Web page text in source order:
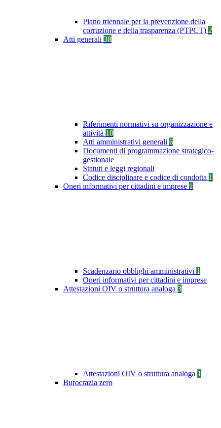
Piano triennale per la prevenzione della
corruzione e della trasparenza (PTPCT) 2
Atti generali 38
Riferimenti normativi su organizzazione e
attività 10
Atti amministrativi generali 6
Documenti di programmazione strategico-
gestionale
Statuti e leggi regionali
Codice disciplinare e codice di condotta 1
Oneri informativi per cittadini e imprese 1
Scadenzario obblighi amministrativi 1
Oneri informativi per cittadini e imprese
Attestazioni OIV o struttura analoga 3
Attestazioni OIV o struttura analoga 1
Burocrazia zero